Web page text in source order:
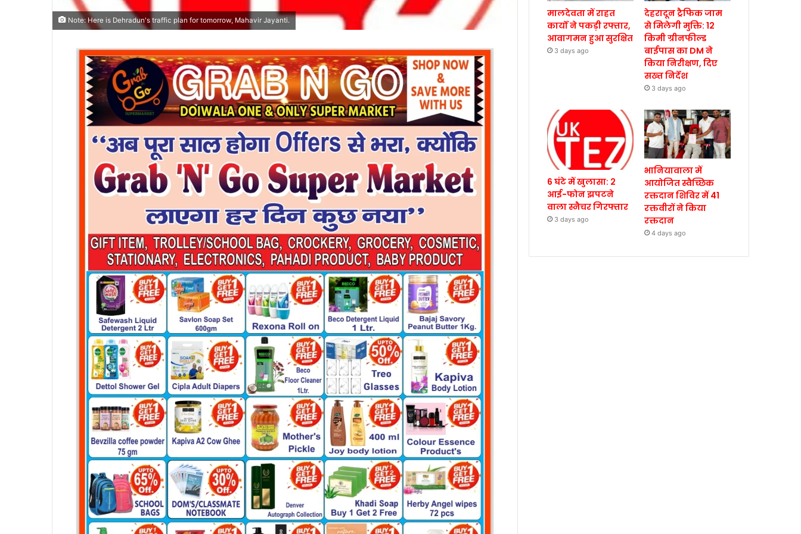
Note: Here is Dehradun's traffic plan for tomorrow, Mahavir Jayanti.
मालदेवता में राहत
कार्यों ने पकड़ी रफ्तार,
आवागमन हुआ सुरक्षित
3 days ago
देहरादून ट्रैफिक जाम
से मिलेगी मुक्ति: 12
किमी ग्रीनफील्ड
बाईपास का DM ने
किया निरीक्षण, दिए
सख्त निर्देश
3 days ago
6 घंटे में खुलासा: 2
आई-फोन झपटने
वाला स्नैचर गिरफ्तार
3 days ago
भानियावाला में
आयोजित स्वैच्छिक
रक्तदान शिविर में 41
रक्तवीरों ने किया
रक्तदान
4 days ago